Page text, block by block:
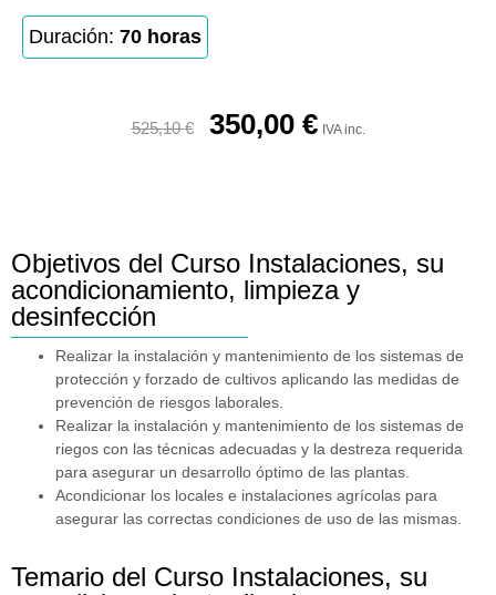
Duración: 70 horas
525,10€ 350,00 € IVA inc.
Objetivos del Curso Instalaciones, su
acondicionamiento, limpieza y
desinfección
Realizar la instalación y mantenimiento de los sistemas de
protección y forzado de cultivos aplicando las medidas de
prevención de riesgos laborales.
Realizar la instalación y mantenimiento de los sistemas de
riegos con las técnicas adecuadas y la destreza requerida
para asegurar un desarrollo óptimo de las plantas.
Acondicionar los locales e instalaciones agrícolas para
asegurar las correctas condiciones de uso de las mismas.
Temario del Curso Instalaciones, su